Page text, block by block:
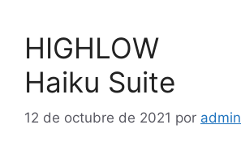
HIGHLOW
Haiku Suite
12 de octubre de 2021 por admin